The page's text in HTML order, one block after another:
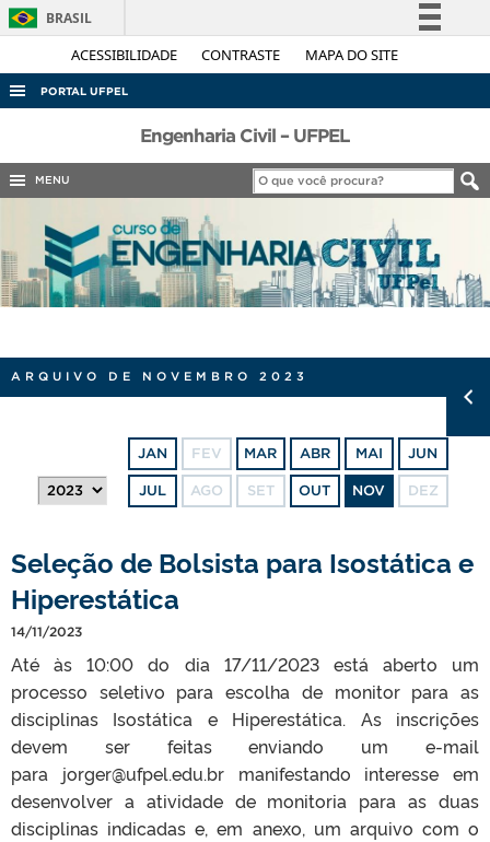
ACESSIBILIDADE CONTRASTE MAPA DO SITE
BRASIL
Simplifique!
Legislação
PORTAL UFPEL
ACESSO À INFORMAÇÃO
AUDITORIA
CONCURSOS
EDITAIS
Engenharia Civil – UFPEL
MENU
ARQUIVO DE NOVEMBRO 2023
JAN FEV MAR ABR MAI JUN
JUL AGO SET OUT NOV DEZ
Seleção de Bolsista para Isostática e
Hiperestática
14/11/2023
Até às 10:00 do dia 17/11/2023 está aberto um
processo seletivo para escolha de monitor para as
disciplinas Isostática e Hiperestática. As inscrições
devem ser feitas enviando um e-mail
para jorger@ufpel.edu.br manifestando interesse em
desenvolver a atividade de monitoria para as duas
disciplinas indicadas e, em anexo, um arquivo com o